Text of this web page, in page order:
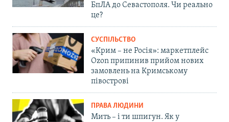
БпЛА до Севастополя. Чи реально
це?
СУСПІЛЬСТВО
«Крим – не Росія»: маркетплейс
Ozon припинив прийом нових
замовлень на Кримському
півострові
ПРАВА ЛЮДИНИ
Мить – і ти шпигун. Як у